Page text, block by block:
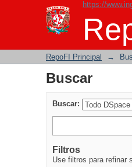
https://
Buscar
RepoFI Principal →
Buscar
Buscar:
Filtros
Use filtros para refinar